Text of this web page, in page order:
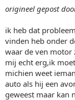
origineel gepost
ik heb dat
vinden heb onder
waar de ven motor
mij echt erg,ik
michien weet
auto als hij een
geweest maar kan